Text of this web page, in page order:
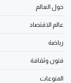
حول العالم
عالم الاقتصاد
رياضة
فنون وثقافة
المنوعات